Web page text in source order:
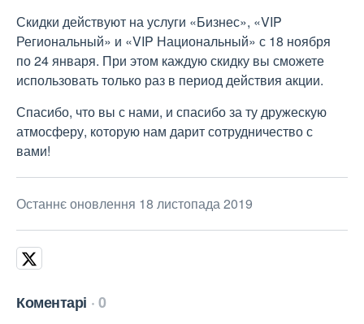
Скидки действуют на услуги «Бизнес», «VIP
Региональный» и «VIP Национальный» с 18 ноября
по 24 января. При этом каждую скидку вы сможете
использовать только раз в период действия акции.
Спасибо, что вы с нами, и спасибо за ту дружескую
атмосферу, которую нам дарит сотрудничество с
вами!
Останнє оновлення 18 листопада 2019
Коментарі 0